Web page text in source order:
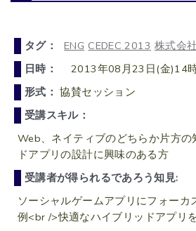
タグ： ENG CEDEC 2013 株式会
日時：
2013年08月23日(金)14
形式：協賛セッション
受講スキル：
Web、ネイティブのどちらか片方
ドアプリの設計に興味のある方
受講者が得られるであろう知見:
ソーシャルゲームアプリにフォーカ
例<br />快適なハイブリッドアプリ